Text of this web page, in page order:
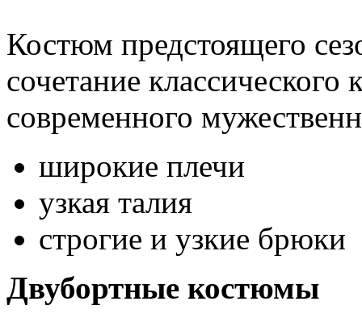
Костюм предстоящего
сочетание классического
современного
широкие плечи
узкая талия
строгие и узкие брюки
Двубортные костюмы